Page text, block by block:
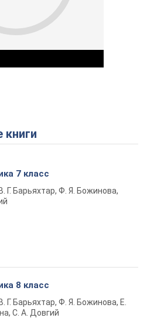
Play Video
книги
7 класс
В. Г. Барьяхтар, Ф. Я. Божинова,
8 класс
В. Г. Барьяхтар, Ф. Я. Божинова, Е.
С. А. Довгий